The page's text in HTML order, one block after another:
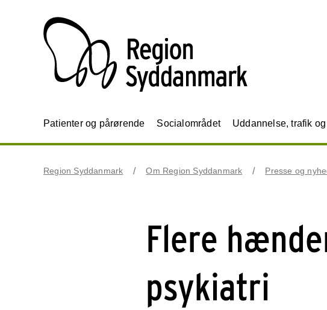
Patienter og pårørende Socialområdet Uddannelse, trafik
Region Syddanmark Om Region Syddanmark Presse og
Flere
psykiatri